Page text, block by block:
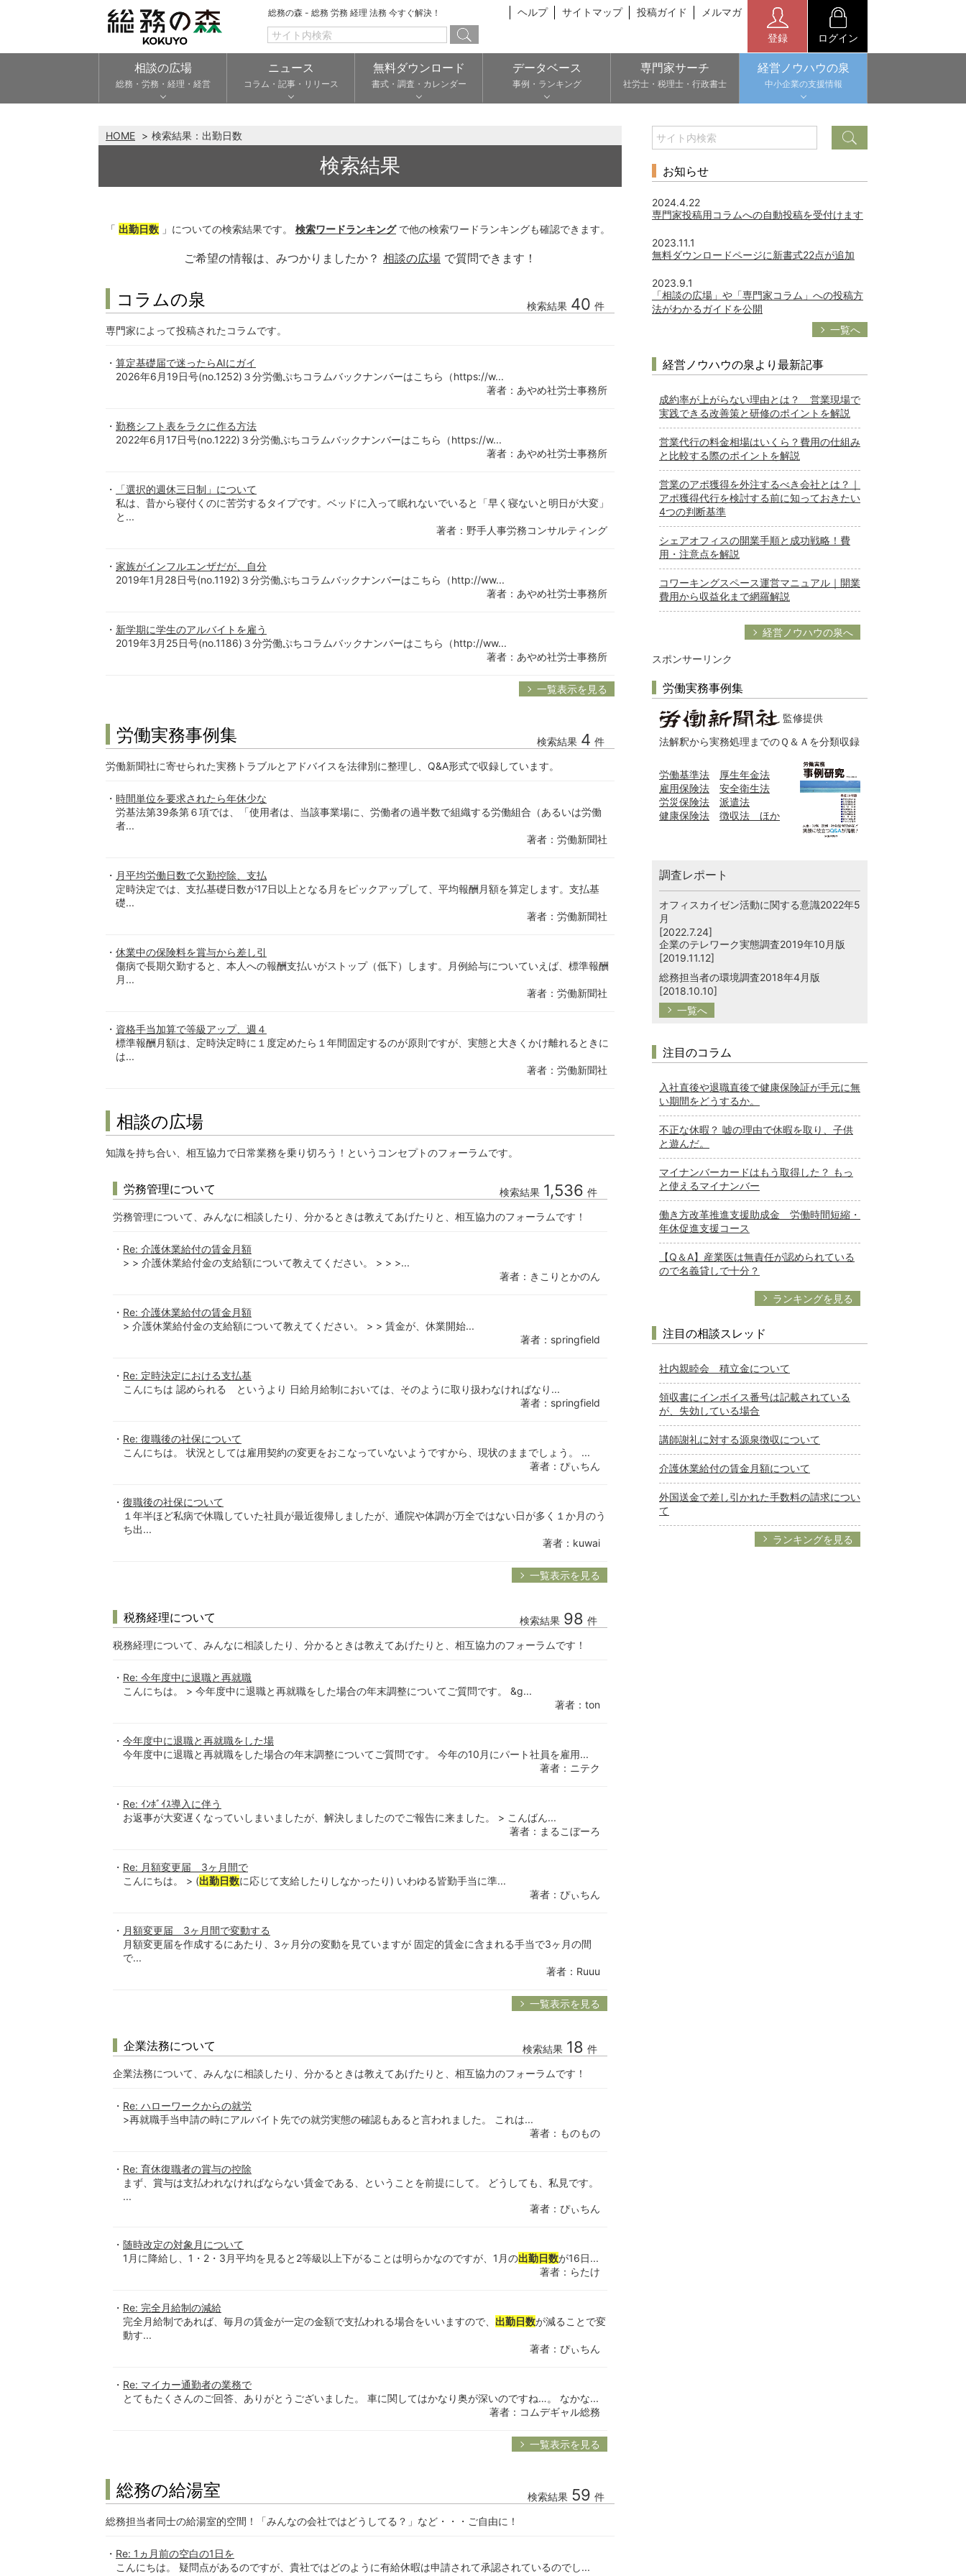
総務の森 - 総務 労務 経理 法務 今すぐ解決！ ヘルプ サイトマップ 投稿ガイド メルマガ
登録 ログイン
相談の広場
総務・労務・経理・経営
ニュース
コラム・記事・リリース
無料ダウンロード
書式・調査・カレンダー
データベース
事例・ランキング
専門家サーチ
社労士・税理士・行政書士
経営ノウハウの泉
中小企業の支援情報
HOME 検索結果： 出勤日数
検索結果
「 出勤日数 」についての検索結果です。 検索ワードランキングで他の検索ワードランキングも確認できます。
ご希望の情報は、みつかりましたか？ 相談の広場 で質問できます！
コラムの泉 検索結果 40 件
専門家によって投稿されたコラムです。
算定基礎届で迷ったらAIにガイ
2026年6月19日号(no.1252)３分労働ぷちコラムバックナンバーはこちら（https://w...
著者：あやめ社労士事務所
勤務シフト表をラクに作る方法
2022年6月17日号(no.1222)３分労働ぷちコラムバックナンバーはこちら（https://w...
著者：あやめ社労士事務所
「選択的週休三日制」について
私は、昔から寝付くのに苦労するタイプです。ベッドに入って眠れないでいると「早く寝ないと明日が大変」
と...
著者：野手人事労務コンサルティング
家族がインフルエンザだが、自分
2019年1月28日号(no.1192)３分労働ぷちコラムバックナンバーはこちら（http://ww...
著者：あやめ社労士事務所
新学期に学生のアルバイトを雇う
2019年3月25日号(no.1186)３分労働ぷちコラムバックナンバーはこちら（http://ww...
著者：あやめ社労士事務所
一覧表示を見る
労働実務事例集 検索結果 4 件
労働新聞社に寄せられた実務トラブルとアドバイスを法律別に整理し、Q&A形式で収録しています。
時間単位を要求されたら年休少な
労基法第39条第６項では、「使用者は、当該事業場に、労働者の過半数で組織する労働組合（あるいは労働
者...
著者：労働新聞社
月平均労働日数で欠勤控除、支払
定時決定では、支払基礎日数が17日以上となる月をピックアップして、平均報酬月額を算定します。支払基
礎...
著者：労働新聞社
休業中の保険料を賞与から差し引
傷病で長期欠勤すると、本人への報酬支払いがストップ（低下）します。月例給与についていえば、標準報酬
月...
著者：労働新聞社
資格手当加算で等級アップ、週４
標準報酬月額は、定時決定時に１度定めたら１年間固定するのが原則ですが、実態と大きくかけ離れるときに
は...
著者：労働新聞社
相談の広場
知識を持ち合い、相互協力で日常業務を乗り切ろう！というコンセプトのフォーラムです。
労務管理について 検索結果 1,536 件
労務管理について、みんなに相談したり、分かるときは教えてあげたりと、相互協力のフォーラムです！
Re: 介護休業給付の賃金月額
> > 介護休業給付金の支給額について教えてください。 > > >...
著者：きこりとかのん
Re: 介護休業給付の賃金月額
> 介護休業給付金の支給額について教えてください。 > > 賃金が、休業開始...
著者：springfield
Re: 定時決定における支払基
こんにちは 認められる というより 日給月給制においては、そのように取り扱わなければなり...
著者：springfield
Re: 復職後の社保について
こんにちは。 状況としては雇用契約の変更をおこなっていないようですから、現状のままでしょう。 ...
著者：ぴぃちん
復職後の社保について
１年半ほど私病で休職していた社員が最近復帰しましたが、通院や体調が万全ではない日が多く１か月のう
ち出...
著者：kuwai
一覧表示を見る
税務経理について 検索結果 98 件
税務経理について、みんなに相談したり、分かるときは教えてあげたりと、相互協力のフォーラムです！
Re: 今年度中に退職と再就職
こんにちは。 > 今年度中に退職と再就職をした場合の年末調整についてご質問です。 &g...
著者：ton
今年度中に退職と再就職をした場
今年度中に退職と再就職をした場合の年末調整についてご質問です。 今年の10月にパート社員を雇用...
著者：ニテク
Re: ｲﾝﾎﾞｲｽ導入に伴う
お返事が大変遅くなっていしまいましたが、解決しましたのでご報告に来ました。 > こんばん...
著者：まるこぼーろ
Re: 月額変更届 3ヶ月間で
こんにちは。 > (出勤日数に応じて支給したりしなかったり) いわゆる皆勤手当に準...
著者：ぴぃちん
月額変更届 3ヶ月間で変動する
月額変更届を作成するにあたり、3ヶ月分の変動を見ていますが 固定的賃金に含まれる手当で3ヶ月の間
で...
著者：Ruuu
一覧表示を見る
企業法務について 検索結果 18 件
企業法務について、みんなに相談したり、分かるときは教えてあげたりと、相互協力のフォーラムです！
Re: ハローワークからの就労
>再就職手当申請の時にアルバイト先での就労実態の確認もあると言われました。 これは...
著者：ものもの
Re: 育休復職者の賞与の控除
まず、賞与は支払われなければならない賃金である、ということを前提にして。 どうしても、私見です。
...
著者：ぴぃちん
随時改定の対象月について
1月に降給し、1・2・3月平均を見ると2等級以上下がることは明らかなのですが、1月の出勤日数が16日...
著者：らたけ
Re: 完全月給制の減給
完全月給制であれば、毎月の賃金が一定の金額で支払われる場合をいいますので、 出勤日数が減ることで変
動す...
著者：ぴぃちん
Re: マイカー通勤者の業務で
とてもたくさんのご回答、ありがとうございました。 車に関してはかなり奥が深いのですね…。 なかな...
著者：コムデギャル総務
一覧表示を見る
総務の給湯室 検索結果 59 件
総務担当者同士の給湯室的空間！「みんなの会社ではどうしてる？」など・・・ご自由に！
Re: 1ヵ月前の空白の1日を
こんにちは。 疑問点があるのですが、貴社ではどのように有給休暇は申請されて承認されているのでし...
お知らせ
2024.4.22
専門家投稿用コラムへの自動投稿を受付けます
2023.11.1
無料ダウンロードページに新書式22点が追加
2023.9.1
「相談の広場」や「専門家コラム」への投稿方
法がわかるガイドを公開
一覧へ
経営ノウハウの泉より最新記事
成約率が上がらない理由とは？ 営業現場で
実践できる改善策と研修のポイントを解説
営業代行の料金相場はいくら？費用の仕組み
と比較する際のポイントを解説
営業のアポ獲得を外注するべき会社とは？｜
アポ獲得代行を検討する前に知っておきたい
4つの判断基準
シェアオフィスの開業手順と成功戦略！費
用・注意点を解説
コワーキングスペース運営マニュアル｜開業
費用から収益化まで網羅解説
経営ノウハウの泉へ
スポンサーリンク
労働実務事例集
監修提供
法解釈から実務処理までのＱ＆Ａを分類収録
労働基準法
厚生年金法
雇用保険法
安全衛生法
労災保険法
派遣法
健康保険法
徴収法 ほか
調査レポート
オフィスカイゼン活動に関する意識2022年5
月
[2022.7.24]
企業のテレワーク実態調査2019年10月版
[2019.11.12]
総務担当者の環境調査2018年4月版
[2018.10.10]
一覧へ
注目のコラム
入社直後や退職直後で健康保険証が手元に無
い期間をどうするか。
不正な休暇？ 嘘の理由で休暇を取り、子供
と遊んだ。
マイナンバーカードはもう取得した？ もっ
と使えるマイナンバー
働き方改革推進支援助成金 労働時間短縮・
年休促進支援コース
【Q＆A】産業医は無責任が認められている
ので名義貸しで十分？
ランキングを見る
注目の相談スレッド
社内親睦会 積立金について
領収書にインボイス番号は記載されている
が、失効している場合
講師謝礼に対する源泉徴収について
介護休業給付の賃金月額について
外国送金で差し引かれた手数料の請求につい
て
ランキングを見る